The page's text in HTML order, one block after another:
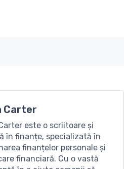
Carter
este o scriitoare și
în finanțe, specializată în
finanțelor personale și
financiară. Cu o vastă